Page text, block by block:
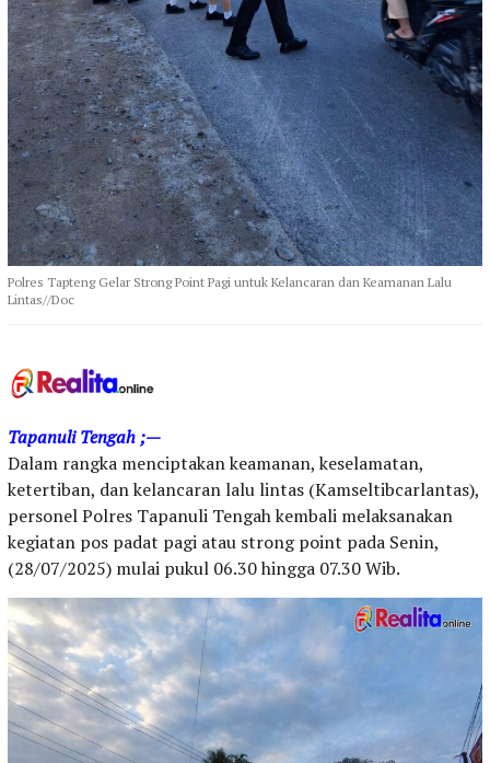
Polres Tapteng Gelar Strong Point Pagi untuk Kelancaran dan Keamanan Lalu
Lintas//Doc
Tapanuli Tengah ;—
Dalam rangka menciptakan keamanan, keselamatan,
ketertiban, dan kelancaran lalu lintas (Kamseltibcarlantas),
personel Polres Tapanuli Tengah kembali melaksanakan
kegiatan pos padat pagi atau strong point pada Senin,
(28/07/2025) mulai pukul 06.30 hingga 07.30 Wib.